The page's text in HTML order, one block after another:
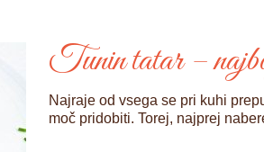
Tunin tatar –
Najraje od vsega se pri kuhi
moč pridobiti. Torej, najprej